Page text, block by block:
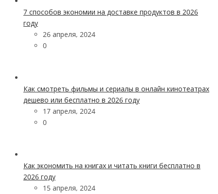
7 способов экономии на доставке продуктов в 2026
году
26 апреля, 2024
0
Как смотреть фильмы и сериалы в онлайн кинотеатрах
дешево или бесплатно в 2026 году
17 апреля, 2024
0
Как экономить на книгах и читать книги бесплатно в
2026 году
15 апреля, 2024